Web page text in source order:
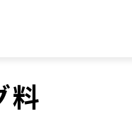
料